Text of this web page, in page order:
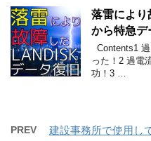
落雷によ
から特急デ
Contents1
った！2 過電
功！3 …
PREV
建設事務所で使用し